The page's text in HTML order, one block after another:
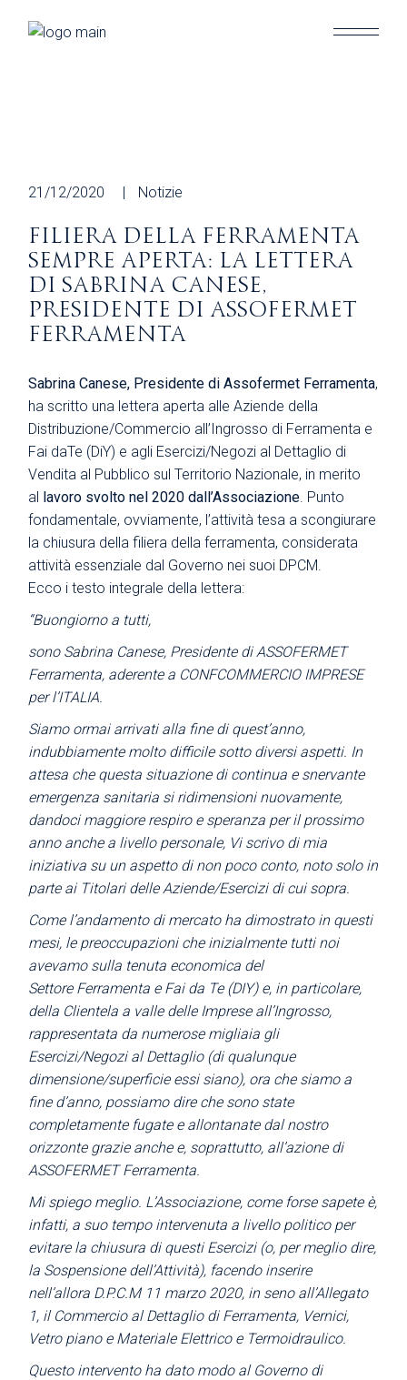
21/12/2020 Notizie
FILIERA DELLA FERRAMENTA
SEMPRE APERTA: LA LETTERA
DI SABRINA CANESE,
PRESIDENTE DI ASSOFERMET
FERRAMENTA
Sabrina Canese, Presidente di Assofermet Ferramenta,
ha scritto una lettera aperta alle Aziende della
Distribuzione/Commercio all’Ingrosso di Ferramenta e
Fai daTe (DiY) e agli Esercizi/Negozi al Dettaglio di
Vendita al Pubblico sul Territorio Nazionale, in merito
al lavoro svolto nel 2020 dall’Associazione . Punto
fondamentale, ovviamente, l’attività tesa a scongiurare
la chiusura della filiera della ferramenta, considerata
attività essenziale dal Governo nei suoi DPCM.
Ecco i testo integrale della lettera:
“Buongiorno a tutti,
sono Sabrina Canese, Presidente di ASSOFERMET
Ferramenta, aderente a CONFCOMMERCIO IMPRESE
per l’ITALIA.
Siamo ormai arrivati alla fine di quest’anno,
indubbiamente molto difficile sotto diversi aspetti. In
attesa che questa situazione di continua e snervante
emergenza sanitaria si ridimensioni nuovamente,
dandoci maggiore respiro e speranza per il prossimo
anno anche a livello personale, Vi scrivo di mia
iniziativa su un aspetto di non poco conto, noto solo in
parte ai Titolari delle Aziende/Esercizi di cui sopra.
Come l’andamento di mercato ha dimostrato in questi
mesi, le preoccupazioni che inizialmente tutti noi
avevamo sulla tenuta economica del
Settore Ferramenta e Fai da Te (DIY) e, in particolare,
della Clientela a valle delle Imprese all’Ingrosso,
rappresentata da numerose migliaia gli
Esercizi/Negozi al Dettaglio (di qualunque
dimensione/superficie essi siano), ora che siamo a
fine d’anno, possiamo dire che sono state
completamente fugate e allontanate dal nostro
orizzonte grazie anche e, soprattutto, all’azione di
ASSOFERMET Ferramenta.
Mi spiego meglio. L’Associazione, come forse sapete è,
infatti, a suo tempo intervenuta a livello politico per
evitare la chiusura di questi Esercizi (o, permeglio dire,
la Sospensione dell’Attività), facendo inserire
nell’allora D.P.C.M 11 marzo 2020, in seno all’Allegato
1, il Commercio al Dettaglio di Ferramenta, Vernici,
Vetro piano e Materiale Elettrico e Termoidraulico.
Questo intervento ha dato modo al Governo di